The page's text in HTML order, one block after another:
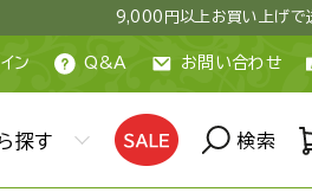
9,000円以上お買い上げで
ン Q&A お問い合わせ
探す 検索